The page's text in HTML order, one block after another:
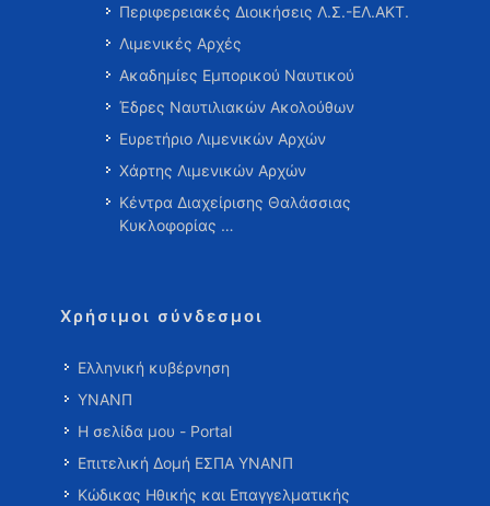
Περιφερειακές Διοικήσεις Λ.Σ.-ΕΛ.ΑΚΤ.
Λιμενικές Αρχές
Ακαδημίες Εμπορικού Ναυτικού
Έδρες Ναυτιλιακών Ακολούθων
Ευρετήριο Λιμενικών Αρχών
Χάρτης Λιμενικών Αρχών
Κέντρα Διαχείρισης Θαλάσσιας
Κυκλοφορίας …
Χρήσιμοι σύνδεσμοι
Ελληνική κυβέρνηση
ΥΝΑΝΠ
Η σελίδα μου - Portal
Επιτελική Δομή ΕΣΠΑ ΥΝΑΝΠ
Κώδικας Ηθικής και Επαγγελματικής